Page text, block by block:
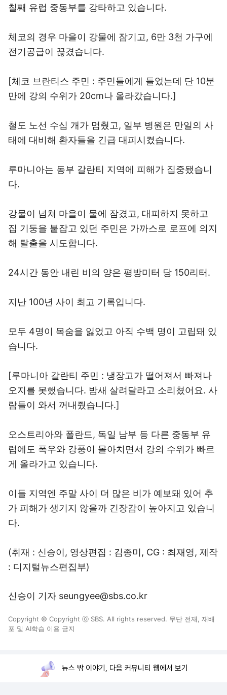
칠째 유럽 중동부를 강타하고 있습니다.
체코의 경우 마을이 강물에 잠기고, 6만 3천 가구에
전기공급이 끊겼습니다.
[체코 브란티스 주민 : 주민들에게 들었는데 단 10분
만에 강의 수위가 20cm나 올라갔습니다.]
철도 노선 수십 개가 멈췄고, 일부 병원은 만일의 사
태에 대비해 환자들을 긴급 대피시켰습니다.
루마니아는 동부 갈란티 지역에 피해가 집중됐습니
다.
강물이 넘쳐 마을이 물에 잠겼고, 대피하지 못하고
집 기둥을 붙잡고 있던 주민은 가까스로 로프에 의지
해 탈출을 시도합니다.
24시간 동안 내린 비의 양은 평방미터 당 150리터.
지난 100년 사이 최고 기록입니다.
모두 4명이 목숨을 잃었고 아직 수백 명이 고립돼 있
습니다.
[루마니아 갈란티 주민 : 냉장고가 떨어져서 빠져나
오지를 못했습니다. 밤새 살려달라고 소리쳤어요. 사
람들이 와서 꺼내줬습니다.]
오스트리아와 폴란드, 독일 남부 등 다른 중동부 유
럽에도 폭우와 강풍이 몰아치면서 강의 수위가 빠르
게 올라가고 있습니다.
이들 지역엔 주말 사이 더 많은 비가 예보돼 있어 추
가 피해가 생기지 않을까 긴장감이 높아지고 있습니
다.
(취재 : 신승이, 영상편집 : 김종미, CG : 최재영, 제작
: 디지털뉴스편집부)
신승이 기자 seungyee@sbs.co.kr
Copyright © Copyright ⓒ SBS. All rights reserved. 무단 전재, 재배
포 및 AI학습 이용 금지
뉴스 밖 이야기, 다음 커뮤니티 웹에서 보기